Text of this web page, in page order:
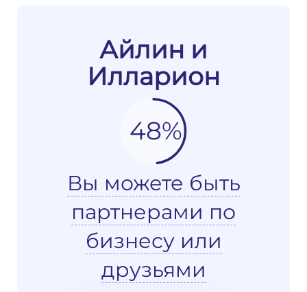
Айлин и
Илларион
48%
Вы можете быть
партнерами по
бизнесу или
друзьями